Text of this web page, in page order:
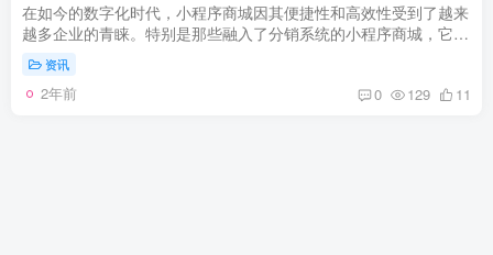
在如今的数字化时代，小程序商城因其便捷性和高效性受到了越来
越多企业的青睐。特别是那些融入了分销系统的小程序商城，它们
不仅能为企业带来更多的流量和销售机会，还能通过激励用户分
享，形成...
资讯
2年前 0 129 11